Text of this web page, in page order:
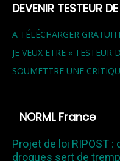
DEVENIR TESTEUR
A TÉLÉCHARGER
JE VEUX ETRE « TESTEUR
SOUMETTRE UNE
NORML France
Projet de loi RIPOST
drogues sert de